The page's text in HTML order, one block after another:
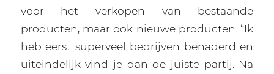
voor het verkopen van bestaande
producten, maar ook nieuwe producten. “Ik
heb eerst superveel bedrijven benaderd en
uiteindelijk vind je dan de juiste partij. Na